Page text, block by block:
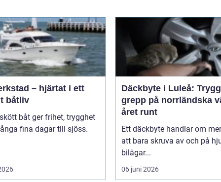
– hjärtat i ett
båtliv
båt ger frihet, trygghet
fina dagar till sjöss.
Däckbyte i Luleå:
grepp på norrländska
året runt
Ett däckbyte handlar om
att bara skruva av och på
bilägar...
06 juni 2026